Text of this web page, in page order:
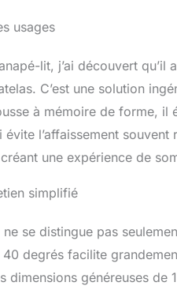
usages
lit, j’ai découvert
C’est une solution
à mémoire de forme,
l’affaissement
une expérience de
simplifié
se distingue pas
degrés facilite
dimensions généreuses